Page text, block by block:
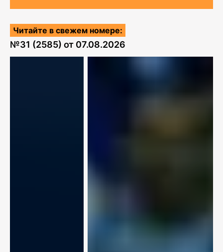
Читайте в свежем номере:
№31 (2585) от 07.08.2026